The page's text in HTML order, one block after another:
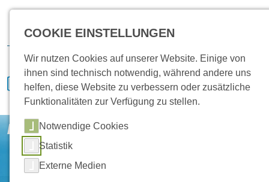
Downloads
Büro
COOKIE EINSTELLUNGEN
Wir nutzen Cookies auf unserer Website. Einige von
ihnen sind technisch notwendig, während andere uns
helfen, diese Website zu verbessern oder zusätzliche
Funktionalitäten zur Verfügung zu stellen.
Notwendige Cookies
Statistik
Externe Medien